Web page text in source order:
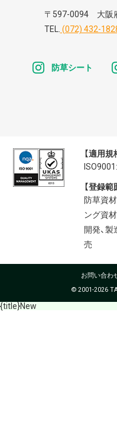
〒597-0094 大阪
TEL. (072) 432-
防草シート
【適用規
【登録範
防草資材
ング資材
開発、
売
お問い合わ
© 2001-2026
{title}New